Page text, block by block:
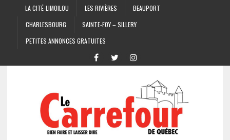
LA CITÉ-LIMOILOU LES RIVIÈRES
BEAUPORT
CHARLESBOURG
SAINTE-FOY – SILLERY
PETITES ANNONCES GRATUITES